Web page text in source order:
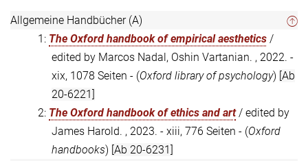
Allgemeine Handbücher (A)
1: The Oxford handbook of empirical aesthetics /
edited by Marcos Nadal, Oshin Vartanian. , 2022. -
xix, 1078 Seiten - (Oxford library of psychology) [Ab
20-6221]
2: The Oxford handbook of ethics and art/ edited by
James Harold. , 2023. - xiii, 776 Seiten - (Oxford
handbooks) [Ab 20-6231]